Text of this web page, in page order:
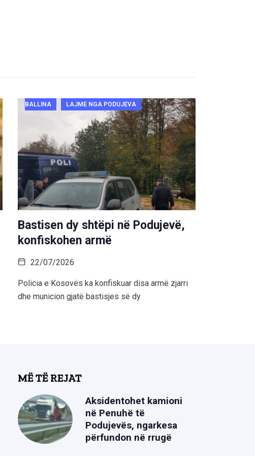
BALLINA LAJME NGA PODUJEVA
Bastisen dy shtëpi në Podujevë,
konfiskohen armë
22/07/2026
Policia e Kosovës ka konfiskuar disa armë zjarri
dhe municion gjatë bastisjes së dy
MË TË REJAT
Aksidentohet kamioni
në Penuhë të
Podujevës, ngarkesa
përfundon në rrugë